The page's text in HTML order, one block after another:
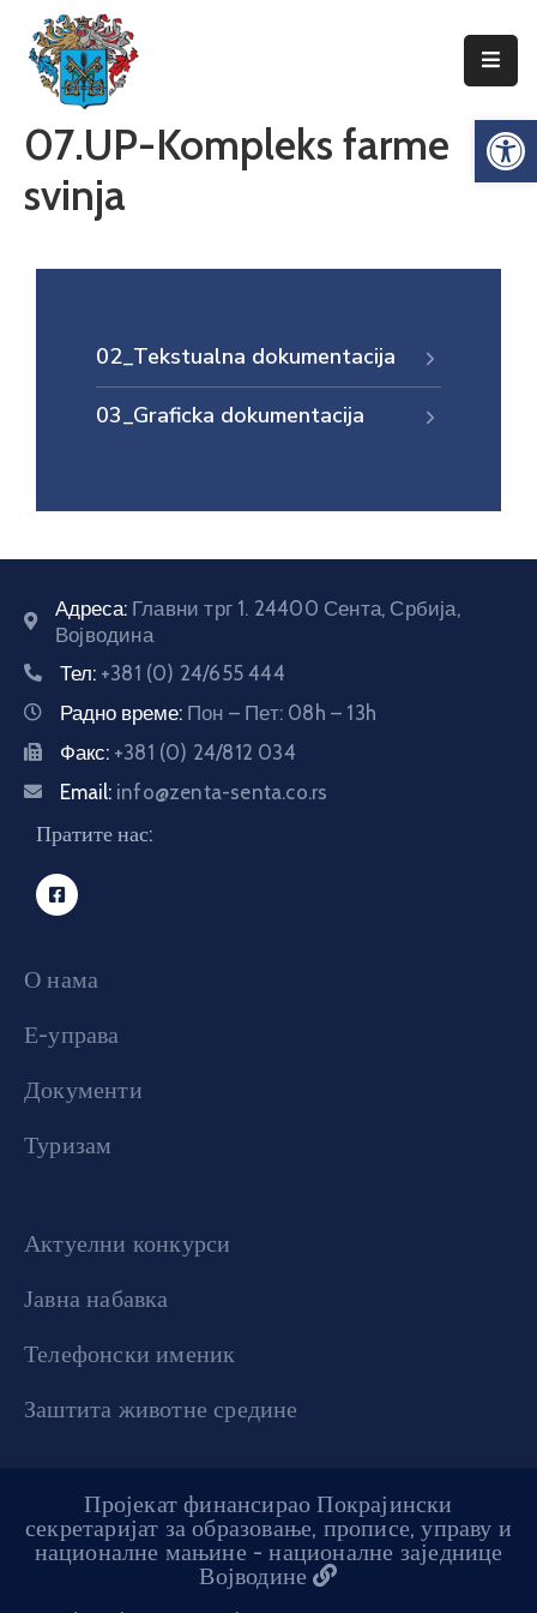
Упознајте
Сенту
Локална
самоуправа
управа
Српски
07.UP-Kompleks farme
svinja
02_Tekstualna dokumentacija
03_Graficka dokumentacija
Адреса: Главни трг 1. 24400 Сента, Србија,
Војводина
Тел: +381 (0) 24/655 444
Радно време: Пон – Пет: 08h – 13h
Факс: +381 (0) 24/812 034
Email: info@zenta-senta.co.rs
Пратите нас:
О нама
Е-управа
Документи
Туризам
Актуелни конкурси
Јавна набавка
Телефонски именик
Заштита животне средине
Пројекат финансирао Покрајински
секретаријат за образовање, прописе, управу и
националне мањине - националне заједнице
Војводине